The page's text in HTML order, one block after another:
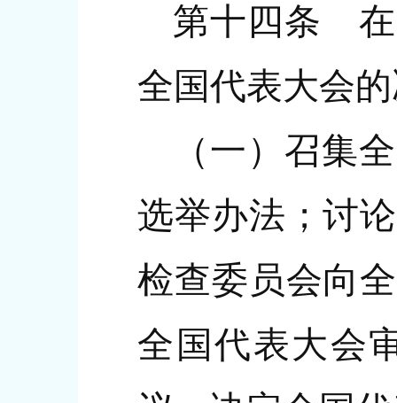
第十四条 在
全国代表大会
（一）召集
选举办法；讨
检查委员会向
全国代表大会